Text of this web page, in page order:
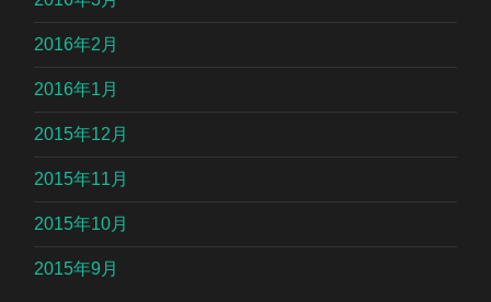
2016年2月
2016年1月
2015年12月
2015年11月
2015年10月
2015年9月